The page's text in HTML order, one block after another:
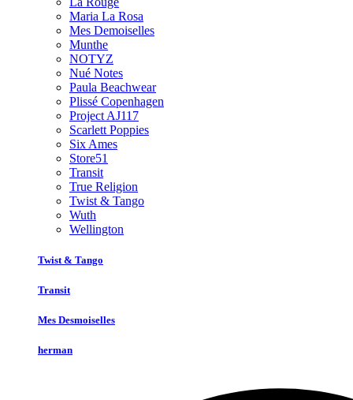
Maria La Rosa
Mes Demoiselles
Munthe
NOTYZ
Nué Notes
Paula Beachwear
Plissé Copenhagen
Project AJ117
Scarlett Poppies
Six Ames
Store51
Transit
True Religion
Twist & Tango
Wuth
Wellington
Twist & Tango
Transit
Mes Desmoiselles
herman